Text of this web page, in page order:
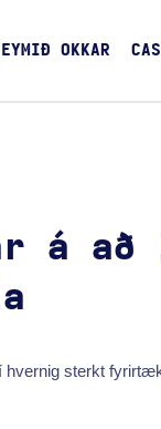
OKKAR
á að
hvernig sterkt